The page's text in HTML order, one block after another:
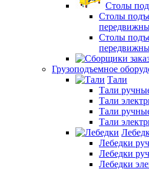
Столы
Столы
Столы
Грузоподъемное
Тали
Тали
Тали
Тали
Тали
Лебедки
Лебедки
Лебедки